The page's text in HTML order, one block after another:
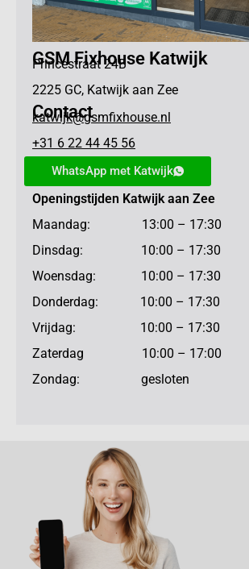
GSM Fixhouse Katwijk
Princestraat 24B
2225 GC, Katwijk aan Zee
Contact
katwijk@gsmfixhouse.nl
+31 6 22 44 45 56
WhatsApp met Katwijk
Openingstijden Katwijk aan Zee
Maandag: 13:00 – 17:30
Dinsdag: 10:00 – 17:30
Woensdag: 10:00 – 17:30
Donderdag: 10:00 – 17:30
Vrijdag: 10:00 – 17:30
Zaterdag 10:00 – 17:00
Zondag: gesloten